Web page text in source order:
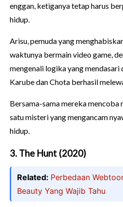
enggan, ketiganya tetap harus
hidup.
Arisu, pemuda yang
waktunya bermain video game,
mengenali logika yang mendasari
Karube dan Chota berhasil
Bersama-sama mereka mencoba
satu misteri yang mengancam
hidup.
3. The Hunt (2020)
Related: Perbedaan
Beauty Yang Wajib Tahu